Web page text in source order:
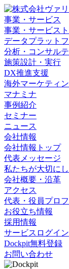
事業・サービス
事業・サービス
データプラット
分析・コンサル
施策設計・実行
DX推進支援
海外マーケティ
マナミナ
事例紹介
セミナー
ニュース
会社情報
会社情報トップ
代表メッセージ
私たちが大切に
会社概要・沿革
アクセス
代表・役員プロ
お役立ち情報
採用情報
サービスログイン
Dockpit無料登録
お問い合わせ